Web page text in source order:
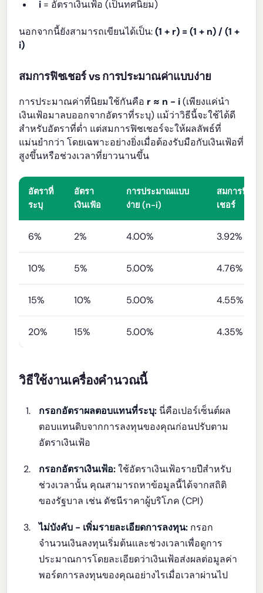
i = อัตราเงินเฟ้อ (เป็นทศนิยม)
นอกจากนี้ยังสามารถเขียนได้เป็น:(1 + r) = (1 + n) / (1 +
i)
สมการฟิชเชอร์ vs การประมาณค่าแบบง่าย
การประมาณค่าที่นิยมใช้กันคือ r ≈ n - i(เพียงแค่นำ
เงินเฟ้อมาลบออกจากอัตราที่ระบุ) แม้ว่าวิธีนี้จะใช้ได้ดี
สำหรับอัตราที่ต่ำ แต่สมการฟิชเชอร์จะให้ผลลัพธ์ที่
แม่นยำกว่า โดยเฉพาะอย่างยิ่งเมื่อต้องรับมือกับเงินเฟ้อที่
สูงขึ้นหรือช่วงเวลาที่ยาวนานขึ้น
อัตราที่
ระบุ
อัตรา
เงินเฟ้อ
การประมาณแบบ
ง่าย (n-i)
สมการฟิช
เชอร์
6% 2% 4.00% 3.92%
10% 5% 5.00% 4.76%
15% 10% 5.00% 4.55%
20% 15% 5.00% 4.35%
วิธีใช้งานเครื่องคำนวณนี้
กรอกอัตราผลตอบแทนที่ระบุ: นี่คือเปอร์เซ็นต์ผล
ตอบแทนดิบจากการลงทุนของคุณก่อนปรับตาม
อัตราเงินเฟ้อ
กรอกอัตราเงินเฟ้อ:ใช้อัตราเงินเฟ้อรายปีสำหรับ
ช่วงเวลานั้น คุณสามารถหาข้อมูลนี้ได้จากสถิติ
ของรัฐบาล เช่น ดัชนีราคาผู้บริโภค (CPI)
ไม่บังคับ - เพิ่มรายละเอียดการลงทุน: กรอก
จำนวนเงินลงทุนเริ่มต้นและช่วงเวลาเพื่อดูการ
ประมาณการโดยละเอียดว่าเงินเฟ้อส่งผลต่อมูลค่า
พอร์ตการลงทุนของคุณอย่างไรเมื่อเวลาผ่านไป